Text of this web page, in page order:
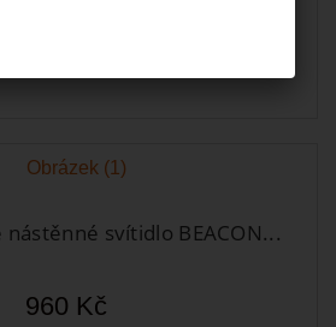
svítidlo BEACON...
960 Kč